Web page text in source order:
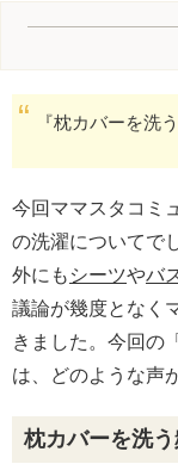
『枕カバーを洗
今回ママスタコミ
の洗濯についてで
外にも シーツやバ
議論が幾度となく
きました。今回の
は、どのような声
枕カバーを洗